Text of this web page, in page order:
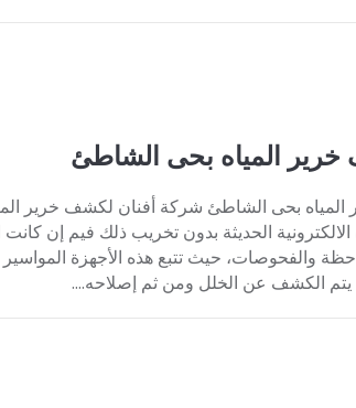
المياه بحى الشاطئ
بحى الشاطئ شركة أفنان لكشف خرير
الحديثة بدون تخريب ذلك فيم إن
والفحوصات، حيث تتبع هذه الأجهزة المواسير
يتم الكشف عن الخلل ومن ثم إصلاحه....